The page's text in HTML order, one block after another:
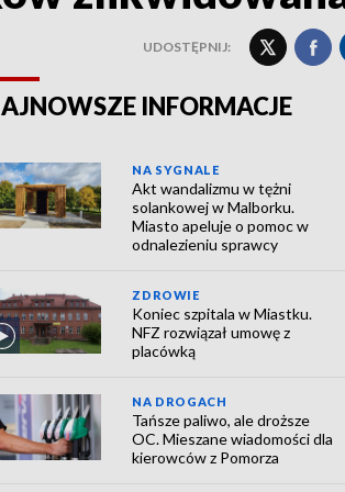
UDOSTĘPNIJ:
INFORMACJE
NA SYGNALE
Akt wandalizmu w tężni
solankowej w Malborku.
Miasto apeluje o pomoc w
odnalezieniu sprawcy
ZDROWIE
Koniec szpitala w Miastku.
NFZ rozwiązał umowę z
placówką
NA DROGACH
Tańsze paliwo, ale droższe
OC. Mieszane wiadomości dla
kierowców z Pomorza